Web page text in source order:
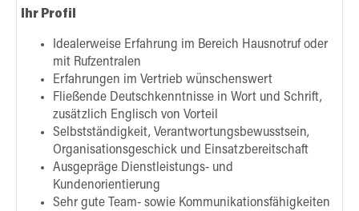
Ihr Profil
Idealerweise Erfahrung im Bereich Hausnotruf oder
mit Rufzentralen
Erfahrungen im Vertrieb wünschenswert
Fließende Deutschkenntnisse in Wort und Schrift,
zusätzlich Englisch von Vorteil
Selbstständigkeit, Verantwortungsbewusstsein,
Organisationsgeschick und Einsatzbereitschaft
Ausgepräge Dienstleistungs- und
Kundenorientierung
Sehr gute Team- sowie Kommunikationsfähigkeiten